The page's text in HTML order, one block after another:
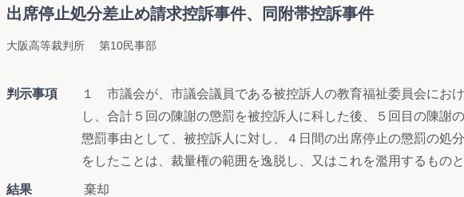
出席停止処分差止め請求控訴事件、同附帯控訴事件
大阪高等裁判所 第10民事部
判示事項
１ 市議会が、市議会議員である被控訴人の教育福祉委員会にお
し、合計５回の陳謝の懲罰を被控訴人に科した後、５回目の陳謝
懲罰事由として、被控訴人に対し、４日間の出席停止の懲罰の処
をしたことは、裁量権の範囲を逸脱し、又はこれを濫用するもの
結果 棄却